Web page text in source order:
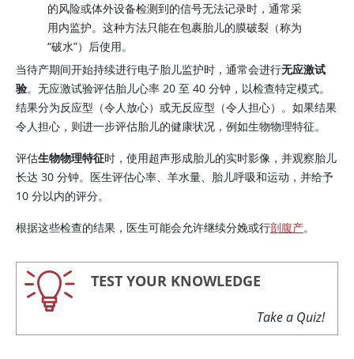
的风险或体外设备检测到的信号无法记录时，通常采
用内监护。这种方法只能在包裹胎儿的膜破裂（称为
“破水”）后使用。
当待产期间开始持续进行电子胎儿监护时，通常会进行无应激试
验。无应激试验评估胎儿心率 20 至 40 分钟，以检查特定模式。
结果分为反应型（令人放心）或无反应型（令人担心）。如果结果
令人担心，则进一步评估胎儿的健康状况，例如生物物理特征。
评估生物物理特征时，使用超声形成胎儿的实时影像，并观察胎儿
长达 30 分钟。医生评估心率、羊水量、胎儿呼吸和运动，并给予
10 分以内的评分。
根据这些检查的结果，医生可能会允许继续分娩或行剖腹产。
TEST YOUR KNOWLEDGE
Take a Quiz!